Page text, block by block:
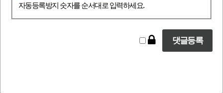
자동등록방지 숫자를 순서대로 입력하세요.